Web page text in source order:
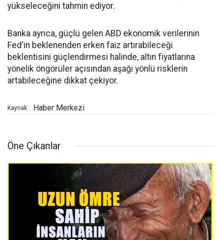
yükseleceğini tahmin ediyor.
Banka ayrıca, güçlü gelen ABD ekonomik verilerinin
Fed'in beklenenden erken faiz artırabileceği
beklentisini güçlendirmesi halinde, altın fiyatlarına
yönelik öngörüler açısından aşağı yönlü risklerin
artabileceğine dikkat çekiyor.
Kaynak: Haber Merkezi
Öne Çıkanlar